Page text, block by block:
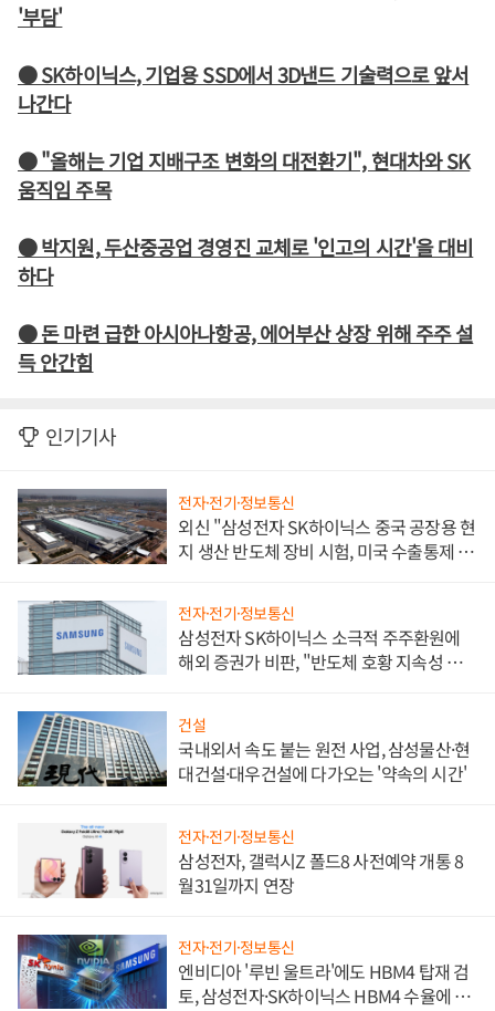
'부담'
● SK하이닉스, 기업용 SSD에서 3D낸드 기술력으로 앞서
나간다
● "올해는 기업 지배구조 변화의 대전환기", 현대차와 SK
움직임 주목
● 박지원, 두산중공업 경영진 교체로 '인고의 시간'을 대비
하다
● 돈 마련 급한 아시아나항공, 에어부산 상장 위해 주주 설
득 안간힘
인기기사
전자·전기·정보통신
외신 "삼성전자 SK하이닉스 중국 공장용 현
지 생산 반도체 장비 시험, 미국 수출통제 대
전자·전기·정보통신
삼성전자 SK하이닉스 소극적 주주환원에
해외 증권가 비판, "반도체 호황 지속성 의
건설
국내외서 속도 붙는 원전 사업, 삼성물산·현
대건설·대우건설에 다가오는 '약속의 시간'
전자·전기·정보통신
삼성전자, 갤럭시Z 폴드8 사전예약 개통 8
월31일까지 연장
전자·전기·정보통신
엔비디아 '루빈 울트라'에도 HBM4 탑재 검
토, 삼성전자·SK하이닉스 HBM4 수율에 주